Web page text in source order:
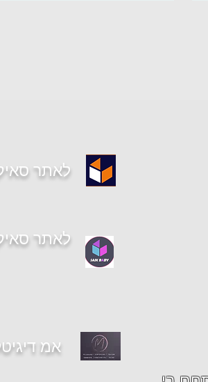
לאתר
לאתר
אמ